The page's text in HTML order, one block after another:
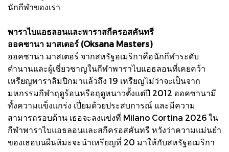
นักกีฬาของเรา
พาราไบแอธลอนและพาราสกีครอสคันทรี
ออคซานา มาสเตอร์ (Oksana Masters)
ออคซานา มาสเตอร์ จากสหรัฐอเมริกาคือนักกีฬาระดับ
ตำนานและผู้เชี่ยวชาญในกีฬาพาราไบแอธลอนที่เคยคว้า
เหรียญพาราลิมปิกมาแล้วถึง 19 เหรียญไม่ว่าจะเป็นจาก
มหกรรมกีฬาฤดูร้อนหรือฤดูหนาวตั้งแต่ปี 2012 ออคซานามี
ทั้งความแข็งแกร่ง เปี่ยมด้วยประสบการณ์ และมีความ
สามารถรอบด้าน เธอจะลงแข่งที่ Milano Cortina 2026 ใน
กีฬาพาราไบแอธลอนและสกีครอสคันทรี หวังว่าความแม่นยำ
ของเธอบนผืนหิมะจะนำเหรียญที่ 20 มาให้กับสหรัฐอเมริกา